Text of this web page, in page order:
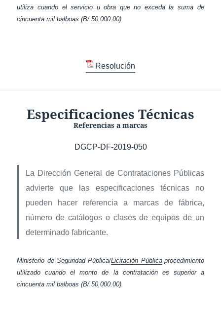
utiliza cuando el servicio u obra que no exceda la suma de
cincuenta mil balboas (B/.50,000.00).
Resolución
Especificaciones Técnicas
Referencias a marcas
DGCP-DF-2019-050
La Dirección General de Contrataciones Públicas
advierte que las especificaciones técnicas no
pueden hacer referencia a marcas de fábrica,
número de catálogos o clases de equipos de un
determinado fabricante.
Ministerio de Seguridad Pública/Licitación Pública-procedimiento
utilizado cuando el monto de la contratación es superior a
cincuenta mil balboas (B/.50,000.00).